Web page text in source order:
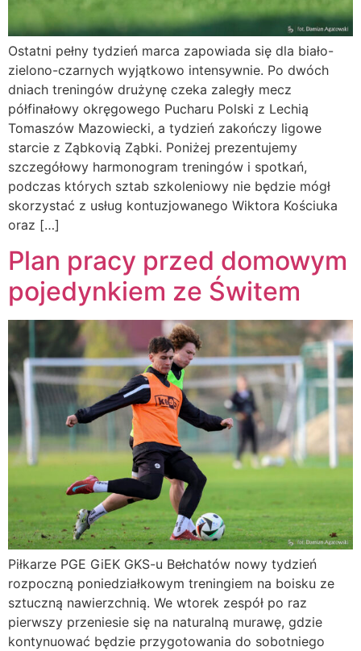
Ostatni pełny tydzień marca zapowiada się dla biało-
zielono-czarnych wyjątkowo intensywnie. Po dwóch
dniach treningów drużynę czeka zaległy mecz
półfinałowy okręgowego Pucharu Polski z Lechią
Tomaszów Mazowiecki, a tydzień zakończy ligowe
starcie z Ząbkovią Ząbki. Poniżej prezentujemy
szczegółowy harmonogram treningów i spotkań,
podczas których sztab szkoleniowy nie będzie mógł
skorzystać z usług kontuzjowanego Wiktora Kościuka
oraz […]
Plan pracy przed domowym
pojedynkiem ze Świtem
Piłkarze PGE GiEK GKS-u Bełchatów nowy tydzień
rozpoczną poniedziałkowym treningiem na boisku ze
sztuczną nawierzchnią. We wtorek zespół po raz
pierwszy przeniesie się na naturalną murawę, gdzie
kontynuować będzie przygotowania do sobotniego